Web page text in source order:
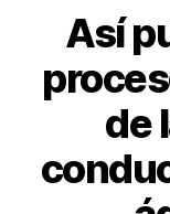
k
Así
de